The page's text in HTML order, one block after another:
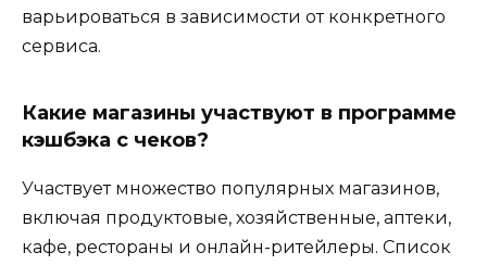
варьироваться в зависимости от конкретного
сервиса.
Какие магазины участвуют в программе
кэшбэка с чеков?
Участвует множество популярных магазинов,
включая продуктовые, хозяйственные, аптеки,
кафе, рестораны и онлайн-ритейлеры. Список